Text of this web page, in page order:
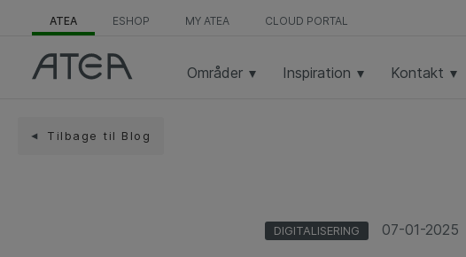
ATEA ESHOP MY ATEA CLOUD PORTAL
Områder Inspiration Kontakt
Tilbage til Blog
DIGITALISERING 07-01-2025